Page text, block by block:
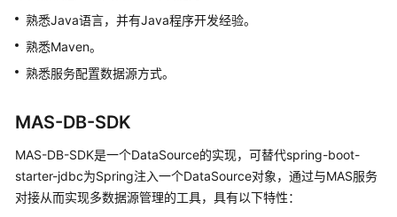
计
说
速
入
门
熟悉Java语言，并有Java程序开发经验。
熟悉Maven。
熟悉服务配置数据源方式。
MAS-DB-SDK
MAS-DB-SDK是一个DataSource的实现，可替代spring-boot-
starter-jdbc为Spring注入一个DataSource对象，通过与MAS服务
对接从而实现多数据源管理的工具，具有以下特性：